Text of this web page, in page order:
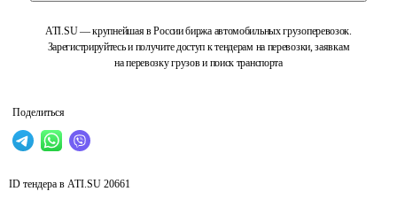
ATI.SU — крупнейшая в России биржа автомобильных грузоперевозок.
Зарегистрируйтесь и получите доступ к тендерам на перевозки, заявкам
на перевозку грузов и поиск транспорта
Поделиться
ID тендера в ATI.SU 20661